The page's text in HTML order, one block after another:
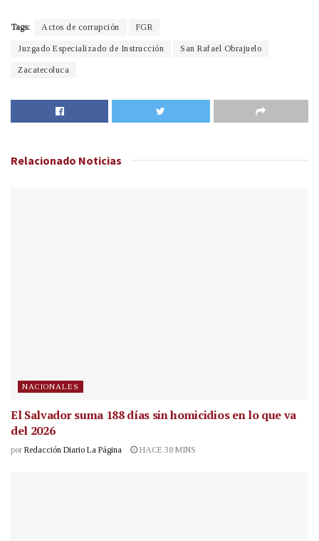
Tags: Actos de corrupción FGR
Juzgado Especializado de Instrucción San Rafael Obrajuelo
Zacatecoluca
Relacionado Noticias
NACIONALES
El Salvador suma 188 días sin homicidios en lo que va
del 2026
por Redacción Diario La Página HACE 38 MINS